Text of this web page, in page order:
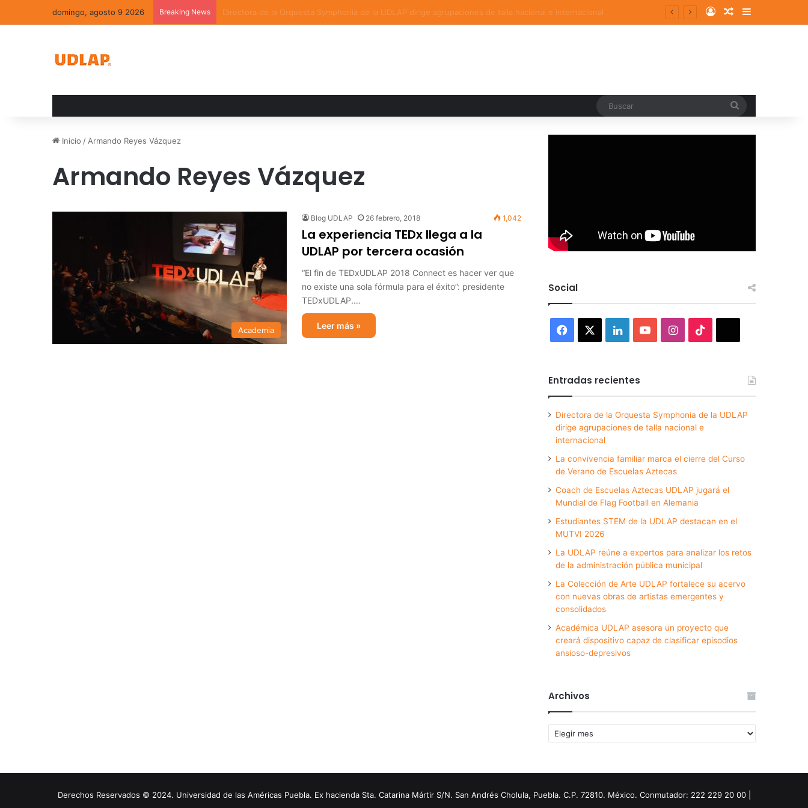
domingo, agosto 9 2026 Breaking News La convivencia familiar marca el cierre del Curso de Verano de Escuelas Aztecas Log InRandom Article
Sidebar
Inicio / Armando Reyes Vázquez
Armando Reyes Vázquez
Academia
Blog UDLAP 26 febrero, 2018 1,042
La experiencia TEDx llega a la
UDLAP por tercera ocasión
“El fin de TEDxUDLAP 2018 Connect es hacer ver que
no existe una sola fórmula para el éxito”: presidente
TEDxUDLAP.…
Leer más »
Social
Facebook LinkedInYouTubeInstagram
Entradas recientes
Directora de la Orquesta Symphonia de la UDLAP
dirige agrupaciones de talla nacional e
internacional
La convivencia familiar marca el cierre del Curso
de Verano de Escuelas Aztecas
Coach de Escuelas Aztecas UDLAP jugará el
Mundial de Flag Football en Alemania
Estudiantes STEM de la UDLAP destacan en el
MUTVI 2026
La UDLAP reúne a expertos para analizar los retos
de la administración pública municipal
La Colección de Arte UDLAP fortalece su acervo
con nuevas obras de artistas emergentes y
consolidados
Académica UDLAP asesora un proyecto que
creará dispositivo capaz de clasificar episodios
ansioso-depresivos
Archivos
Archivos
Derechos Reservados © 2024. Universidad de las Américas Puebla. Ex hacienda Sta. Catarina Mártir S/N. San Andrés Cholula, Puebla. C.P. 72810. México. Conmutador: 222 229 20 00 |